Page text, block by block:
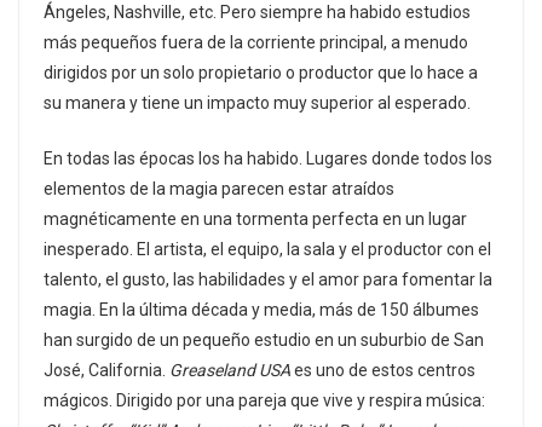
Ángeles, Nashville, etc. Pero siempre ha habido estudios
más pequeños fuera de la corriente principal, a menudo
dirigidos por un solo propietario o productor que lo hace a
su manera y tiene un impacto muy superior al esperado.
En todas las épocas los ha habido. Lugares donde todos los
elementos de la magia parecen estar atraídos
magnéticamente en una tormenta perfecta en un lugar
inesperado. El artista, el equipo, la sala y el productor con el
talento, el gusto, las habilidades y el amor para fomentar la
magia. En la última década y media, más de 150 álbumes
han surgido de un pequeño estudio en un suburbio de San
José, California. Greaseland USAes uno de estos centros
mágicos. Dirigido por una pareja que vive y respira música: